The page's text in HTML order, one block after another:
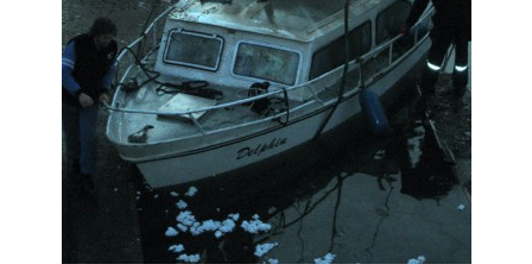
LODĚNICE A OKOLÍ
ROČENKA 2026
PLOVOUCÍ LODĚNICE